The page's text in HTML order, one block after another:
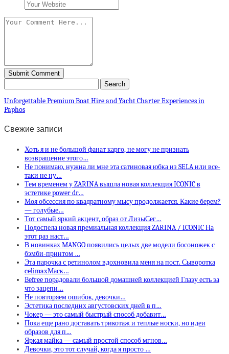
Unforgettable Premium Boat Hire and Yacht Charter Experiences in
Paphos
Свежие записи
Хоть я и не большой фанат карго, не могу не признать
возвращение этого…
Не понимаю, нужна ли мне эта сатиновая юбка из SELA или все-
таки не ну…
Тем временем у ZARINA вышла новая коллекция ICONIC в
эстетике power dr…
Моя обсессия по квадратному мысу продолжается. Какие берем?
— голубые…
Тот самый яркий акцент, образ от ЛизыСег…
Подоспела новая премиальная коллекция ZARINA / ICONIC На
этот раз наст…
В новинках MANGO появились целых две модели босоножек с
бэмби-принтом …
Эта парочка с ретинолом вдохновила меня на пост. Сыворотка
celimaxМаск…
Befree порадовали большой домашней коллекцией Глазу есть за
что зацепи…
Не повторяем ошибок, девочки…
Эстетика последних августовских дней в п…
Чокер — это самый быстрый способ добавит…
Пока еще рано доставать трикотаж и теплые носки, но идеи
образов для п…
Яркая майка — самый простой способ мгнов…
Девочки, это тот случай, когда я просто …